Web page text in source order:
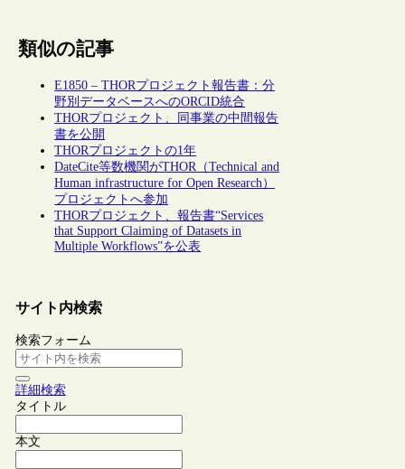
類似の記事
E1850 – THORプロジェクト報告書：分
野別データベースへのORCID統合
THORプロジェクト、同事業の中間報告
書を公開
THORプロジェクトの1年
DateCite等数機関がTHOR（Technical and
Human infrastructure for Open Research）
プロジェクトへ参加
THORプロジェクト、報告書“Services
that Support Claiming of Datasets in
Multiple Workflows”を公表
サイト内検索
検索フォーム
詳細検索
タイトル
本文